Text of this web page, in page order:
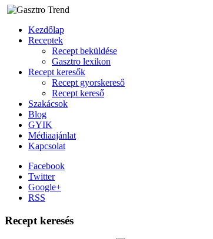
Kezdőlap
Receptek
Recept beküldése
Gasztro lexikon
Recept keresők
Recept gyorskereső
Recept kereső
Szakácsok
Blog
GYIK
Médiaajánlat
Kapcsolat
Facebook
Twitter
Google+
RSS
Recept keresés